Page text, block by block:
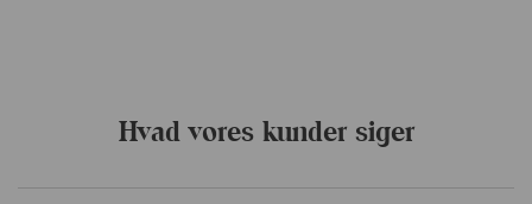
Hvad vores kunder siger